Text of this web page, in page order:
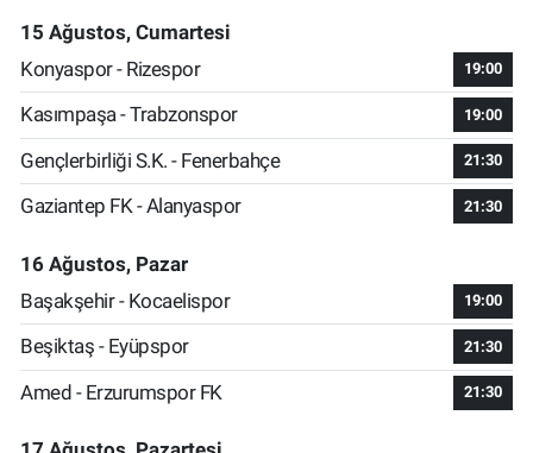
15 Ağustos, Cumartesi
Konyaspor - Rizespor
19:00
Kasımpaşa - Trabzonspor 19:00
Gençlerbirliği S.K. - Fenerbahçe 21:30
Gaziantep FK - Alanyaspor 21:30
16 Ağustos, Pazar
Başakşehir - Kocaelispor
19:00
Beşiktaş - Eyüpspor 21:30
Amed - Erzurumspor FK 21:30